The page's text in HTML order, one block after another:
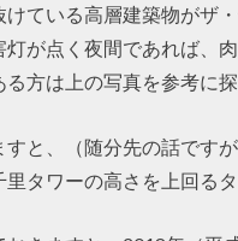
ている高層建築物がザ・
灯が点く夜間であれば、
方は上の写真を参考に探
すと、（随分先の話です
タワーの高さを上回る